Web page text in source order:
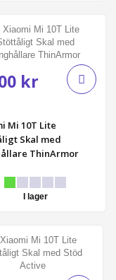
kr
Mi 10T Lite
Skal med
ThinArmor
I lager